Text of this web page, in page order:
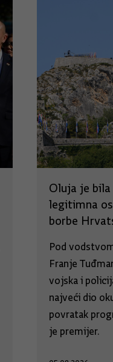
Oluja je
legitimna
borbe
Pod
Franje
vojska i
najveći dio
povratak
je premijer.